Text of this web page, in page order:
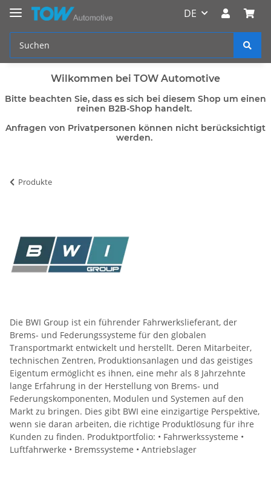
DE
Wilkommen bei TOW Automotive
Bitte beachten Sie, dass es sich bei diesem Shop um einen
reinen B2B-Shop handelt.
Anfragen von Privatpersonen können nicht berücksichtigt
werden.
Produkte
Die BWI Group ist ein führender Fahrwerkslieferant, der
Brems- und Federungssysteme für den globalen
Transportmarkt entwickelt und herstellt. Deren Mitarbeiter,
technischen Zentren, Produktionsanlagen und das geistiges
Eigentum ermöglicht es ihnen, eine mehr als 8 Jahrzehnte
lange Erfahrung in der Herstellung von Brems- und
Federungskomponenten, Modulen und Systemen auf den
Markt zu bringen. Dies gibt BWI eine einzigartige Perspektive,
wenn sie daran arbeiten, die richtige Produktlösung für ihre
Kunden zu finden. Produktportfolio: • Fahrwerkssysteme •
Luftfahrwerke • Bremssysteme • Antriebslager